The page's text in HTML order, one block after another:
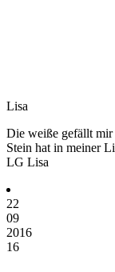
Lisa
Die weiße gefällt mir
Stein hat in meiner
LG Lisa
22
09
2016
16